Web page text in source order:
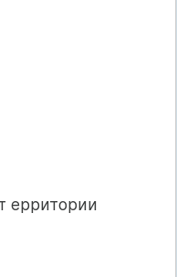
ерритории